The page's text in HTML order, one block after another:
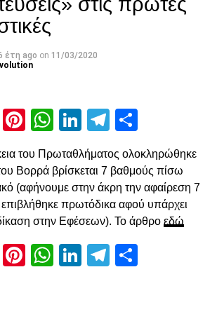
Σάστρε εκτός περιοχής, πριν στο 58′ ο
ευκαιρία με πλασέ από την μικρή
τον Καμαρά
προσπάθησε να γυρίσει προς τα πίσω,
Η επόμενη αξιοσημείωτη φάση
με γύρισμα του Ζίβκοβιτς στην
και επέμβαση του Τσάβες προ του
ADVERTISEMENT
έτη ago on 11/03/2020
Pinterest
WhatsApp
LinkedIn
Telegram
του Πρωταθλήματος ολοκληρώθηκε
Βορρά βρίσκεται 7 βαθμούς πίσω
(αφήνουμε στην άκρη την αφαίρεση 7
πρωτόδικα αφού υπάρχει
στην Εφέσεων). Το άρθρο εδώ
Pinterest
WhatsApp
LinkedIn
Telegram